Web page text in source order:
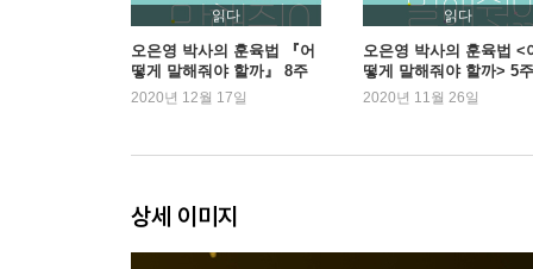
한울삶 그리고 요한
3장. 어디에나 있었고 어디에도 없었다
6월의 명동성당
씨돌은 요한이었다
읽다
오은영 박사의 훈육법 『어
떻게 말해줘야 할까』 8주
연속 1위
2020년 12월 17일
읽다
오은영 박사의 훈육법 <
떻게 말해줘야 할까> 5주
연속 1위 등극
2020년 11월 26일
상세 이미지